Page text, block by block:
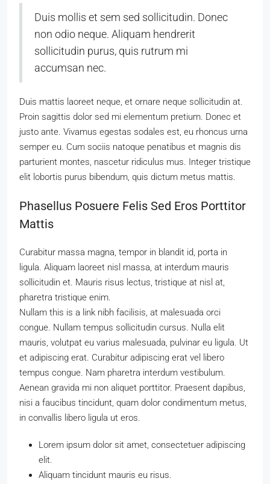
Duis mollis et sem sed sollicitudin. Donec
non odio neque. Aliquam hendrerit
sollicitudin purus, quis rutrum mi
accumsan nec.
Duis mattis laoreet neque, et ornare neque sollicitudin at.
Proin sagittis dolor sed mi elementum pretium. Donec et
justo ante. Vivamus egestas sodales est, eu rhoncus urna
semper eu. Cum sociis natoque penatibus et magnis dis
parturient montes, nascetur ridiculus mus. Integer tristique
elit lobortis purus bibendum, quis dictum metus mattis.
Phasellus Posuere Felis Sed Eros Porttitor
Mattis
Curabitur massa magna, tempor in blandit id, porta in
ligula. Aliquam laoreet nisl massa, at interdum mauris
sollicitudin et. Mauris risus lectus, tristique at nisl at,
pharetra tristique enim.
Nullam this is a link nibh facilisis, at malesuada orci
congue. Nullam tempus sollicitudin cursus. Nulla elit
mauris, volutpat eu varius malesuada, pulvinar eu ligula. Ut
et adipiscing erat. Curabitur adipiscing erat vel libero
tempus congue. Nam pharetra interdum vestibulum.
Aenean gravida mi non aliquet porttitor. Praesent dapibus,
nisi a faucibus tincidunt, quam dolor condimentum metus,
in convallis libero ligula ut eros.
Lorem ipsum dolor sit amet, consectetuer adipiscing
elit.
Aliquam tincidunt mauris eu risus.